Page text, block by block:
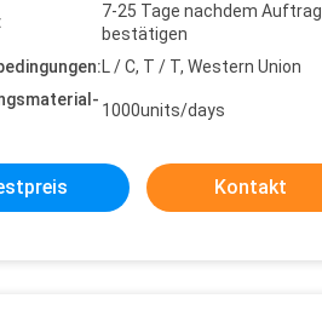
7-25 Tage nachdem Auftrag
bestätigen
L / C, T / T, Western Union
1000units/days
Kontakt